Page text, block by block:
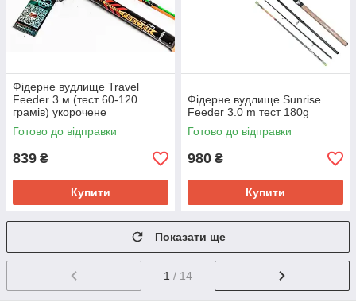
Фідерне вудлище Travel
Feeder 3 м (тест 60-120
грамів) укорочене
Готово до відправки
839 ₴
Купити
Фідерне вудлище Sunrise
Feeder 3.0 m тест 180g
Готово до відправки
980 ₴
Купити
Показати ще
1 / 14